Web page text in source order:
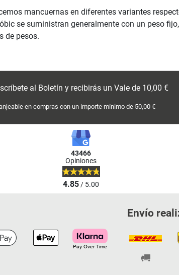
mancuernas en diferentes variantes
se suministran generalmente con un peso
de pesos.
al Boletín y recibirás un Vale de 10,00 €
en compras con un importe mínimo de 50,00 €
43466
Opiniones
4.85/ 5.00
Envío